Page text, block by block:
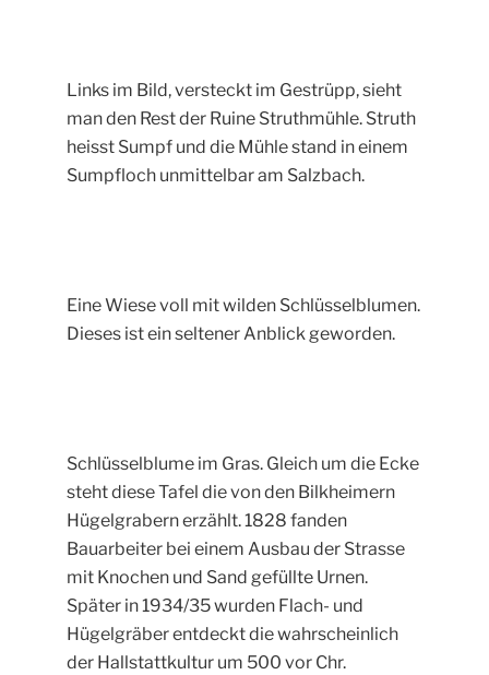
Links im Bild, versteckt im Gestrüpp, sieht
man den Rest der Ruine Struthmühle. Struth
heisst Sumpf und die Mühle stand in einem
Sumpfloch unmittelbar am Salzbach.
Eine Wiese voll mit wilden Schlüsselblumen.
Dieses ist ein seltener Anblick geworden.
Schlüsselblume im Gras. Gleich um die Ecke
steht diese Tafel die von den Bilkheimern
Hügelgrabern erzählt. 1828 fanden
Bauarbeiter bei einem Ausbau der Strasse
mit Knochen und Sand gefüllte Urnen.
Später in 1934/35 wurden Flach- und
Hügelgräber entdeckt die wahrscheinlich
der Hallstattkultur um 500 vor Chr.